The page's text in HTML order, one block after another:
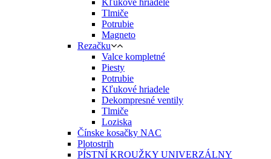
Kľukové hriadele
Tlmiče
Potrubie
Magneto
Rezačku
Valce kompletné
Piesty
Potrubie
Kľukové hriadele
Dekompresné ventily
Tlmiče
Loziska
Čínske kosačky NAC
Plotostrih
PÍSTNÍ KROUŽKY UNIVERZÁLNY